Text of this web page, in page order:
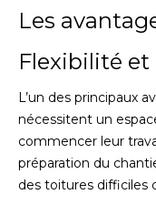
Les
Flexibilité et
L’un des principaux
nécessitent un
commencer leur
préparation du
des toitures difficiles